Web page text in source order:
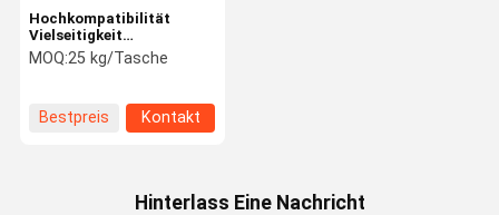
Hochkompatibilität
Vielseitigkeit
Flammschutz
Masterbatch leicht zu
MOQ:25 kg/Tasche
Bestpreis Kontakt
Hinterlass Eine Nachricht